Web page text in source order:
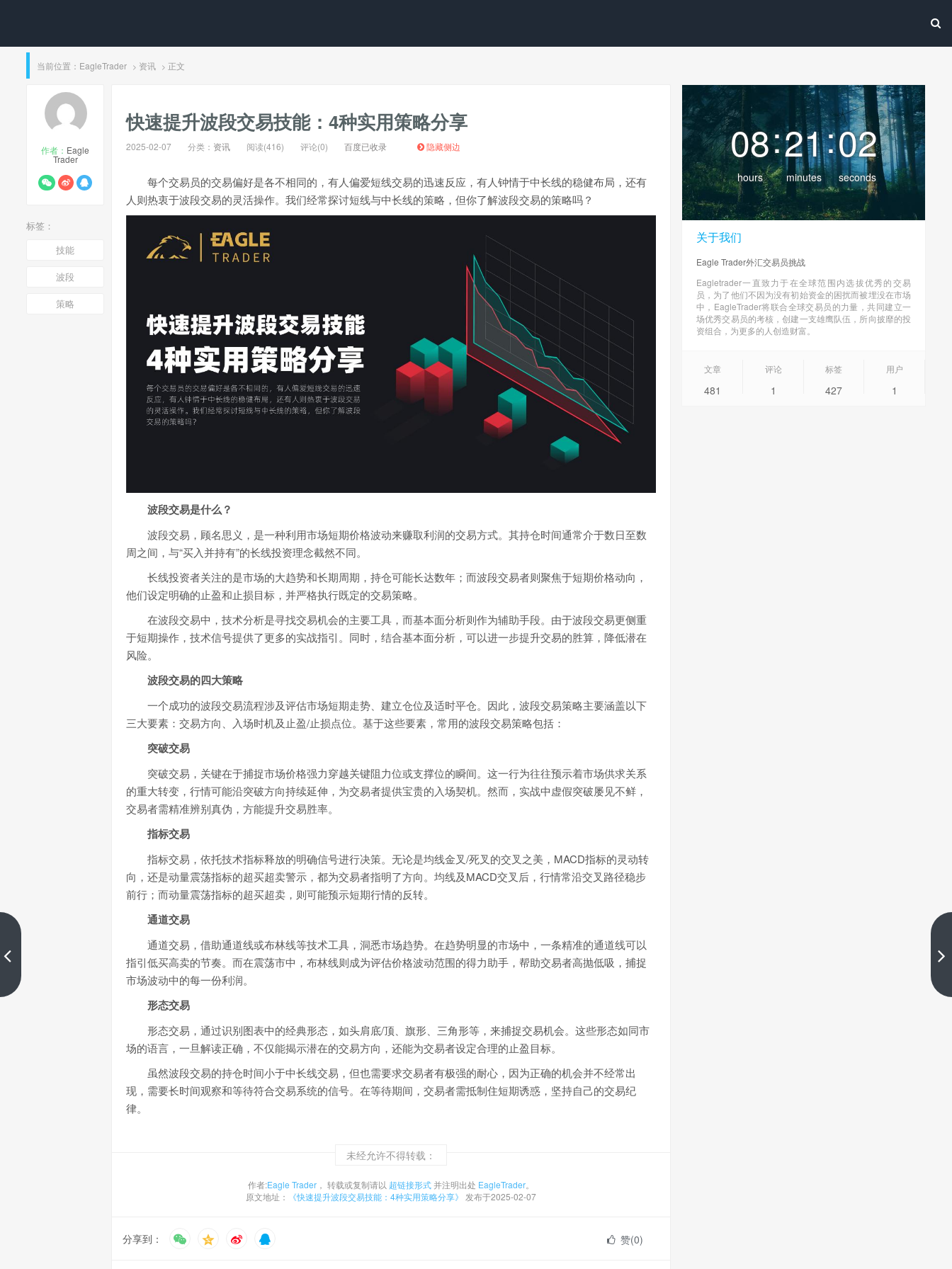
​60天持仓法则：Aberration策略如
何实现市场盈利
上一篇
当前位置： EagleTrader > 资讯 > 正文
作者： Eagle
Trader
标签：
技能
波段
策略
快速提升波段交易技能：4种实用策略分享
2025-02-07 分类： 资讯 阅读(416) 评论(0) 百度已收录 隐藏侧边
每个交易员的交易偏好是各不相同的，有人偏爱短线交易的迅速反应，有人钟情于中长线的稳健布局，还有
人则热衷于波段交易的灵活操作。我们经常探讨短线与中长线的策略，但你了解波段交易的策略吗？
波段交易是什么？
波段交易，顾名思义，是一种利用市场短期价格波动来赚取利润的交易方式。其持仓时间通常介于数日至数
周之间，与“买入并持有”的长线投资理念截然不同。
长线投资者关注的是市场的大趋势和长期周期，持仓可能长达数年；而波段交易者则聚焦于短期价格动向，
他们设定明确的止盈和止损目标，并严格执行既定的交易策略。
在波段交易中，技术分析是寻找交易机会的主要工具，而基本面分析则作为辅助手段。由于波段交易更侧重
于短期操作，技术信号提供了更多的实战指引。同时，结合基本面分析，可以进一步提升交易的胜算，降低潜在
风险。
波段交易的四大策略
一个成功的波段交易流程涉及评估市场短期走势、建立仓位及适时平仓。因此，波段交易策略主要涵盖以下
三大要素：交易方向、入场时机及止盈/止损点位。基于这些要素，常用的波段交易策略包括：
突破交易
突破交易，关键在于捕捉市场价格强力穿越关键阻力位或支撑位的瞬间。这一行为往往预示着市场供求关系
的重大转变，行情可能沿突破方向持续延伸，为交易者提供宝贵的入场契机。然而，实战中虚假突破屡见不鲜，
交易者需精准辨别真伪，方能提升交易胜率。
指标交易
指标交易，依托技术指标释放的明确信号进行决策。无论是均线金叉/死叉的交叉之美，MACD指标的灵动转
向，还是动量震荡指标的超买超卖警示，都为交易者指明了方向。均线及MACD交叉后，行情常沿交叉路径稳步
前行；而动量震荡指标的超买超卖，则可能预示短期行情的反转。
通道交易
通道交易，借助通道线或布林线等技术工具，洞悉市场趋势。在趋势明显的市场中，一条精准的通道线可以
指引低买高卖的节奏。而在震荡市中，布林线则成为评估价格波动范围的得力助手，帮助交易者高抛低吸，捕捉
市场波动中的每一份利润。
形态交易
形态交易，通过识别图表中的经典形态，如头肩底/顶、旗形、三角形等，来捕捉交易机会。这些形态如同市
场的语言，一旦解读正确，不仅能揭示潜在的交易方向，还能为交易者设定合理的止盈目标。
虽然波段交易的持仓时间小于中长线交易，但也需要求交易者有极强的耐心，因为正确的机会并不经常出
现，需要长时间观察和等待符合交易系统的信号。在等待期间，交易者需抵制住短期诱惑，坚持自己的交易纪
律。
未经允许不得转载：
作者:Eagle Trader ， 转载或复制请以 超链接形式并注明出处 EagleTrader。
原文地址：
《快速提升波段交易技能：4种实用策略分享》 发布于2025-02-07
分享到： 赞(0)
08
hours
:21
minutes
:03
seconds
关于我们
Eagle Trader外汇交易员挑战
Eagletrader一直致力于在全球范围内选拔优秀的交易
员，为了他们不因为没有初始资金的困扰而被埋没在市场
中，EagleTrader将联合全球交易员的力量，共同建立一
场优秀交易员的考核，创建一支雄鹰队伍，所向披靡的投
资组合，为更多的人创造财富。
文章
481
评论
1
标签
427
用户
1